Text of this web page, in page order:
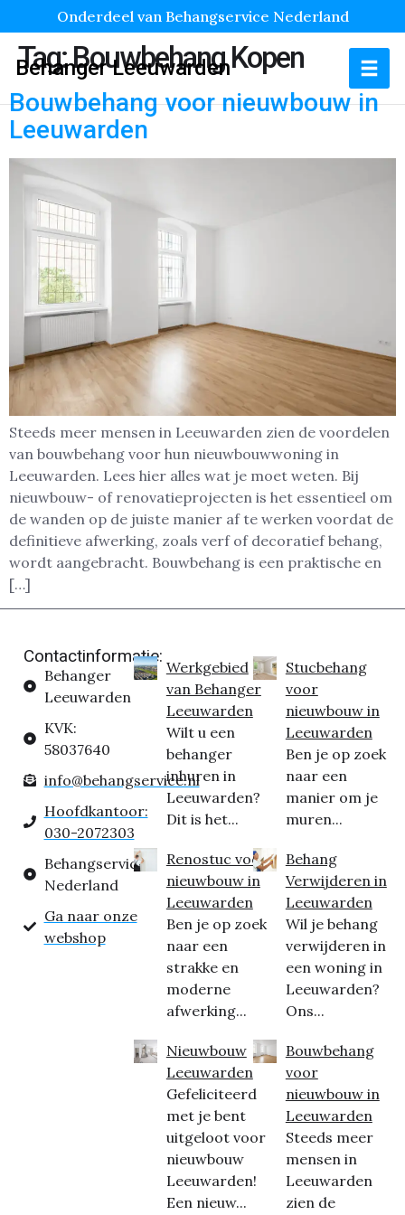
Onderdeel van Behangservice Nederland
Behanger Leeuwarden
Tag:Bouwbehang Kopen
Bouwbehang voor nieuwbouw in
Leeuwarden
Steeds meer mensen in Leeuwarden zien de voordelen
van bouwbehang voor hun nieuwbouwwoning in
Leeuwarden. Lees hier alles wat je moet weten. Bij
nieuwbouw- of renovatieprojecten is het essentieel om
de wanden op de juiste manier af te werken voordat de
definitieve afwerking, zoals verf of decoratief behang,
wordt aangebracht. Bouwbehang is een praktische en
[…]
Contactinformatie:
Behanger
Leeuwarden
KVK:
58037640
info@behangservice.nl
Hoofdkantoor:
030-2072303
Behangservice
Nederland
Ga naar onze
webshop
Werkgebied
van Behanger
Leeuwarden
Wilt u een
behanger
inhuren in
Leeuwarden?
Dit is het...
Renostuc voor
nieuwbouw in
Leeuwarden
Ben je op zoek
naar een
strakke en
moderne
afwerking...
Nieuwbouw
Leeuwarden
Gefeliciteerd
met je bent
uitgeloot voor
nieuwbouw
Leeuwarden!
Een nieuw...
Stucbehang
voor
nieuwbouw in
Leeuwarden
Ben je op zoek
naar een
manier om je
muren...
Behang
Verwijderen in
Leeuwarden
Wil je behang
verwijderen in
een woning in
Leeuwarden?
Ons...
Bouwbehang
voor
nieuwbouw in
Leeuwarden
Steeds meer
mensen in
Leeuwarden
zien de